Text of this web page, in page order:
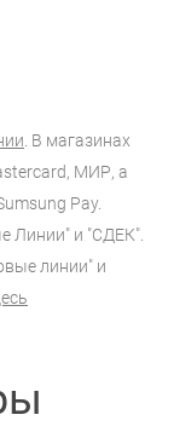
. В магазинах
МИР, а
Pay.
Линии" и "СДЕК".
линии" и